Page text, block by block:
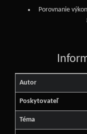
Porovnanie
Autor
Poskytovateľ
Téma